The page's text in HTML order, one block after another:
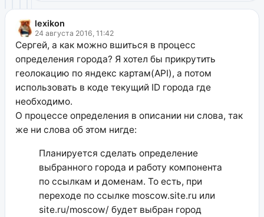
lexikon
24 августа 2016, 11:42
Сергей, а как можно вшиться в процесс
определения города? Я хотел бы прикрутить
геолокацию по яндекс картам(API), а потом
использовать в коде текущий ID города где
необходимо.
О процессе определения в описании ни слова, так
же ни слова об этом нигде:
Планируется сделать определение
выбранного города и работу компонента
по ссылкам и доменам. То есть, при
переходе по ссылке moscow.site.ru или
site.ru/moscow/ будет выбран город